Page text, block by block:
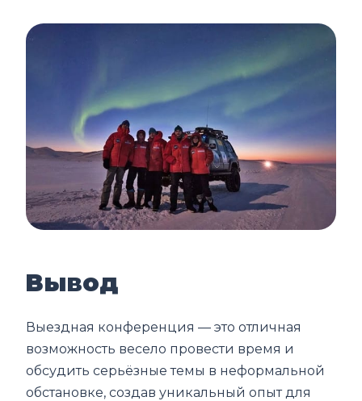
Вывод
Выездная конференция — это отличная
возможность весело провести время и
обсудить серьёзные темы в неформальной
обстановке, создав уникальный опыт для